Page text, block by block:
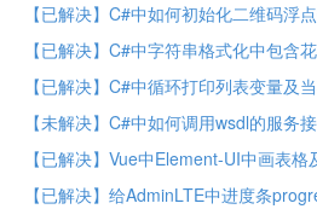
【已解决】C#中如何初始化二维码浮
【已解决】C#中字符串格式化中包含
【已解决】C#中循环打印列表变量及
【未解决】C#中如何调用wsdl的服务
【已解决】Vue中Element-UI中画表格
【已解决】给AdminLTE中进度条